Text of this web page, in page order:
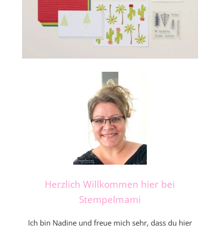
Herzlich Willkommen hier bei
Stempelmami
Ich bin Nadine und freue mich sehr, dass du hier